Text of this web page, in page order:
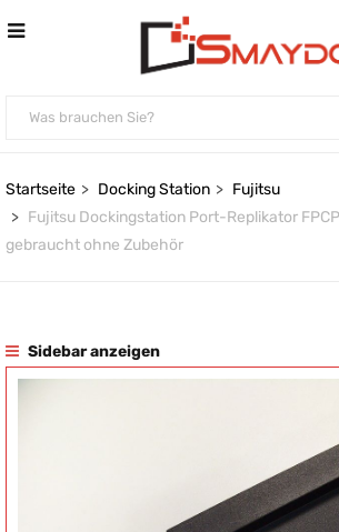
Startseite Docking Station
Fujitsu
Fujitsu Dockingstation Port-Replikator
gebraucht ohne Zubehör
Sidebar anzeigen